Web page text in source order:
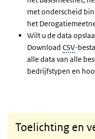
met onderscheid
het
Wilt u de data
Download CSV-
alle data van alle
bedrijfstypen en
Toelichting en